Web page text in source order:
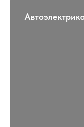
Автоэлектрика